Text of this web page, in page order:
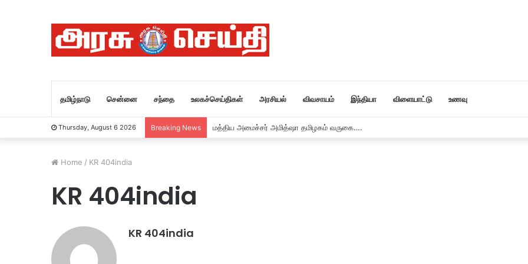
தமிழ்நாடு சென்னை சந்தை உலகச்செய்திகள் அரசியல் விவசாயம் இந்தியா விளையாட்டு உணவு
Thursday, August 6 2026 Breaking News மத்திய அமைச்சர் அமித்ஷா தமிழகம் வருகை….
Home / KR 404india
KR 404india
KR 404india